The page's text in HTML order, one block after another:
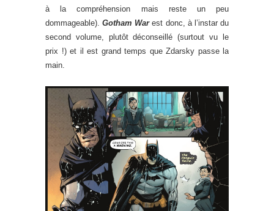
à la compréhension mais reste un peu
dommageable).Gotham Warest donc, à l’instar du
second volume, plutôt déconseillé (surtout vu le
prix !) et il est grand temps que Zdarsky passe la
main.